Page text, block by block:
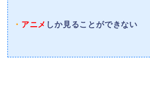
・ アニメ しか見ることができない